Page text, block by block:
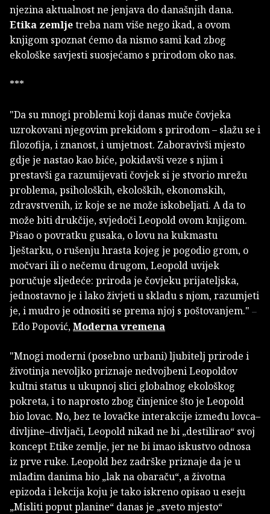
njezina aktualnost ne jenjava do današnjih dana.
Etika zemljetreba nam više nego ikad, a ovom
knjigom spoznat ćemo da nismo sami kad zbog
ekološke savjesti suosjećamo s prirodom oko nas.
***
"Da su mnogi problemi koji danas muče čovjeka
uzrokovani njegovim prekidom s prirodom – slažu se i
filozofija, i znanost, i umjetnost. Zaboravivši mjesto
gdje je nastao kao biće, pokidavši veze s njim i
prestavši ga razumijevati čovjek si je stvorio mrežu
problema, psiholoških, ekoloških, ekonomskih,
zdravstvenih, iz koje se ne može iskobeljati. A da to
može biti drukčije, svjedoči Leopold ovom knjigom.
Pisao o povratku gusaka, o lovu na kukmastu
lještarku, o rušenju hrasta kojeg je pogodio grom, o
močvari ili o nečemu drugom, Leopold uvijek
poručuje sljedeće: priroda je čovjeku prijateljska,
jednostavno je i lako živjeti u skladu s njom, razumjeti
je, i mudro je odnositi se prema njoj s poštovanjem." –
Edo Popović,Moderna vremena
"Mnogi moderni (posebno urbani) ljubitelj prirode i
životinja nevoljko priznaje nedvojbeni Leopoldov
kultni status u ukupnoj slici globalnog ekološkog
pokreta, i to naprosto zbog činjenice što je Leopold
bio lovac. No, bez te lovačke interakcije između lovca–
divljine–divljači, Leopold nikad ne bi „destilirao“ svoj
koncept Etike zemlje, jer ne bi imao iskustvo odnosa
iz prve ruke. Leopold bez zadrške priznaje da je u
mlađim danima bio „lak na obaraču“, a životna
epizoda i lekcija koju je tako iskreno opisao u eseju
„Misliti poput planine“ danas je „sveto mjesto“